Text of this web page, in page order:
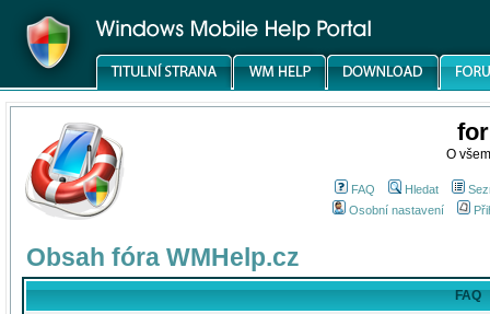
O
FAQ Hledat
Osobní nastavení
Obsah fóra WMHelp.cz
FAQ